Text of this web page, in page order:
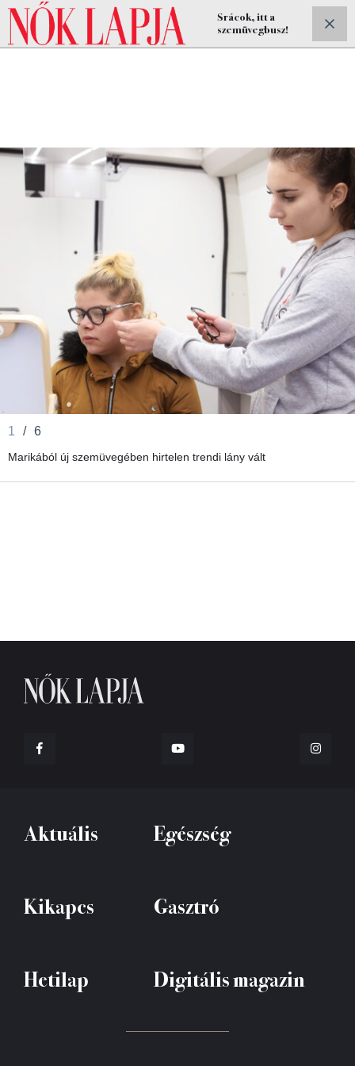
ELŐFIZETEK
Srácok, itt a
szemüvegbusz!
1 / 6
Marikából új szemüvegében hirtelen trendi lány vált
Aktuális Egészség
Kikapcs Gasztró
Hetilap Digitális magazin